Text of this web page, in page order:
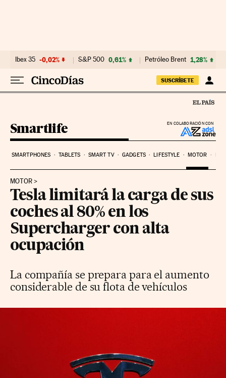
Ibex 35 -0,02% S&P 500 0,61% Petróleo Brent 1,28%
SUSCRÍBETE
EN COLABORACIÓN CON
Smartlife
SMARTPHONES TABLETS SMART TV GADGETS LIFESTYLE MOTOR
MOTOR
Tesla limitará la carga de sus
coches al 80% en los
Supercharger con alta
ocupación
La compañía se prepara para el aumento
considerable de su flota de vehículos